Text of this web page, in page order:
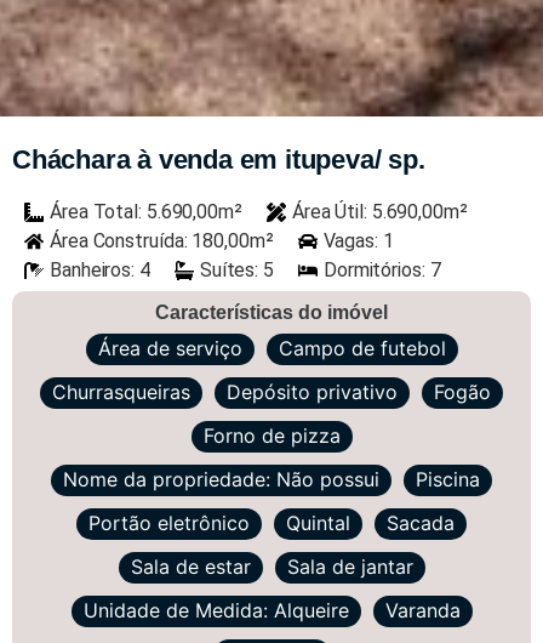
Cháchara à venda em itupeva/ sp.
Área Total: 5.690,00m²
Área Útil: 5.690,00m²
Área Construída: 180,00m²
Vagas: 1
Banheiros: 4
Suítes: 5 Dormitórios: 7
Características do imóvel
Área de serviço
Campo de futebol
Churrasqueiras
Depósito privativo
Fogão
Forno de pizza
Nome da propriedade: Não possui
Piscina
Portão eletrônico
Quintal
Sacada
Sala de estar
Sala de jantar
Unidade de Medida: Alqueire
Varanda